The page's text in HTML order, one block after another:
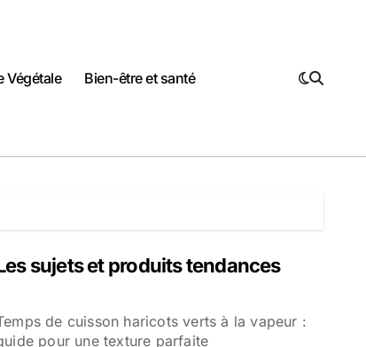
Végétale Bien-être et santé
sujets et produits tendances
de cuisson haricots verts à la vapeur :
pour une texture parfaite